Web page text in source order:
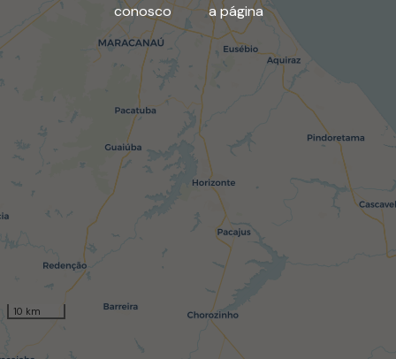
conosco
a página
10 km